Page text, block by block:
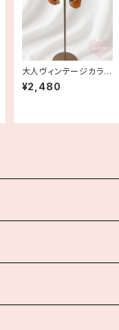
大人ヴィンテージカラー
のラインイヤリング 古
着
¥2,480